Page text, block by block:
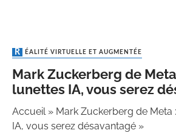
RÉALITÉ VIRTUELLE ET AUGMENTÉE
Mark Zuckerberg de
lunettes IA, vous serez
Accueil» Mark Zuckerberg de Meta
IA, vous serez désavantagé »